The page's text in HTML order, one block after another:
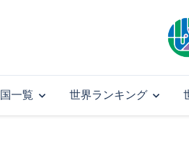
国一覧 世界ランキング